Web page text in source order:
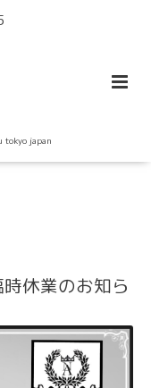
tokyo japan
休業のお知ら